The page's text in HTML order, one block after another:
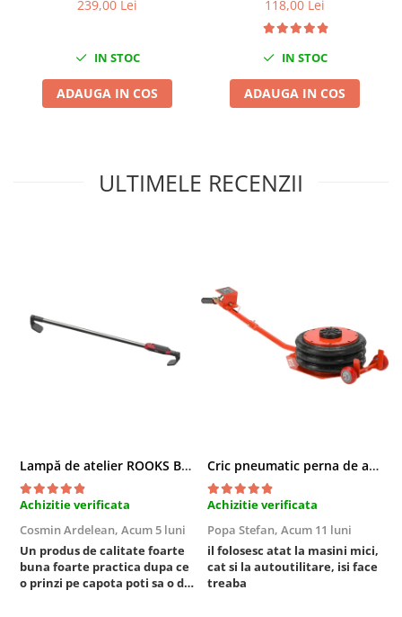
Surubelnite Si Biti
Masini de dejantat roti
239,00 Lei
IN STOC
ADAUGA IN COS
118,00 Lei
IN STOC
ADAUGA IN COS
ULTIMELE RECENZII
Lampă de atelier ROOKS B2 HYBRID pentru capotă, 2000 lumeni, 5000 mAh
Achizitie verificata
Cosmin Ardelean, Acum 5 luni
Un produs de calitate foarte
buna foarte practica dupa ce
o prinzi pe capota poti sa o dai
Cric pneumatic perna de aer cu inaltator 6T
Achizitie verificata
Popa Stefan, Acum 11 luni
il folosesc atat la masini mici,
cat si la autoutilitare, isi face
treaba